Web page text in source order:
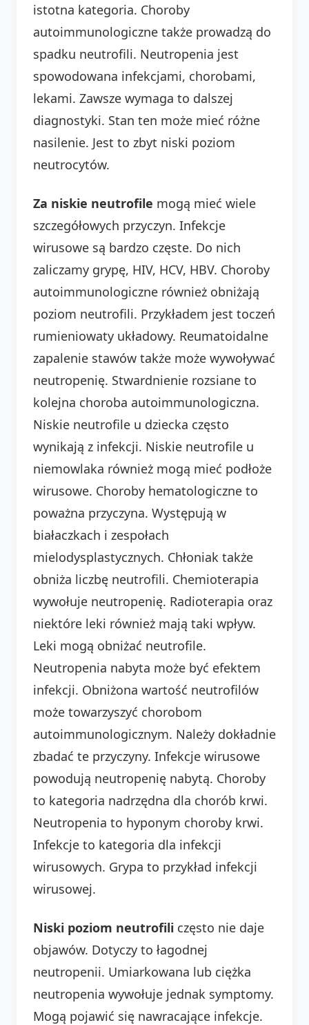
istotna kategoria. Choroby
autoimmunologiczne także prowadzą do
spadku neutrofili. Neutropenia jest
spowodowana infekcjami, chorobami,
lekami. Zawsze wymaga to dalszej
diagnostyki. Stan ten może mieć różne
nasilenie. Jest to zbyt niski poziom
neutrocytów.
Za niskie neutrofile mogą mieć wiele
szczegółowych przyczyn. Infekcje
wirusowe są bardzo częste. Do nich
zaliczamy grypę, HIV, HCV, HBV. Choroby
autoimmunologiczne również obniżają
poziom neutrofili. Przykładem jest toczeń
rumieniowaty układowy. Reumatoidalne
zapalenie stawów także może wywoływać
neutropenię. Stwardnienie rozsiane to
kolejna choroba autoimmunologiczna.
Niskie neutrofile u dziecka często
wynikają z infekcji. Niskie neutrofile u
niemowlaka również mogą mieć podłoże
wirusowe. Choroby hematologiczne to
poważna przyczyna. Występują w
białaczkach i zespołach
mielodysplastycznych. Chłoniak także
obniża liczbę neutrofili. Chemioterapia
wywołuje neutropenię. Radioterapia oraz
niektóre leki również mają taki wpływ.
Leki mogą obniżać neutrofile.
Neutropenia nabyta może być efektem
infekcji. Obniżona wartość neutrofilów
może towarzyszyć chorobom
autoimmunologicznym. Należy dokładnie
zbadać te przyczyny. Infekcje wirusowe
powodują neutropenię nabytą. Choroby
to kategoria nadrzędna dla chorób krwi.
Neutropenia to hyponym choroby krwi.
Infekcje to kategoria dla infekcji
wirusowych. Grypa to przykład infekcji
wirusowej.
Niski poziom neutrofili często nie daje
objawów. Dotyczy to łagodnej
neutropenii. Umiarkowana lub ciężka
neutropenia wywołuje jednak symptomy.
Mogą pojawić się nawracające infekcje.